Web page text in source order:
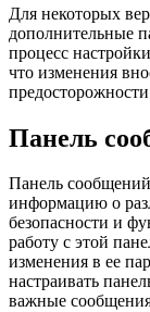
Для некоторых
дополнительные
процесс
что изменения
Панель
Панель
информацию о
безопасности и
работу с этой
изменения в ее
настраивать
важные